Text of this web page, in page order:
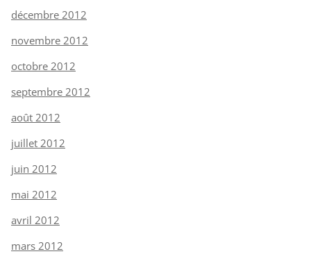
décembre 2012
novembre 2012
octobre 2012
septembre 2012
août 2012
juillet 2012
juin 2012
mai 2012
avril 2012
mars 2012